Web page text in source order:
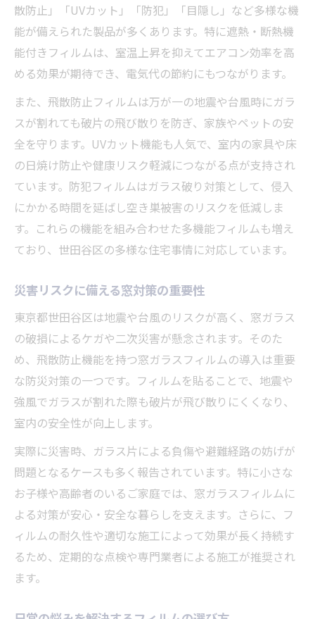
散防止」「UVカット」「防犯」「目隠し」など多様な機
能が備えられた製品が多くあります。特に遮熱・断熱機
能付きフィルムは、室温上昇を抑えてエアコン効率を高
める効果が期待でき、電気代の節約にもつながります。
また、飛散防止フィルムは万が一の地震や台風時にガラ
スが割れても破片の飛び散りを防ぎ、家族やペットの安
全を守ります。UVカット機能も人気で、室内の家具や床
の日焼け防止や健康リスク軽減につながる点が支持され
ています。防犯フィルムはガラス破り対策として、侵入
にかかる時間を延ばし空き巣被害のリスクを低減しま
す。これらの機能を組み合わせた多機能フィルムも増え
ており、世田谷区の多様な住宅事情に対応しています。
災害リスクに備える窓対策の重要性
東京都世田谷区は地震や台風のリスクが高く、窓ガラス
の破損によるケガや二次災害が懸念されます。そのた
め、飛散防止機能を持つ窓ガラスフィルムの導入は重要
な防災対策の一つです。フィルムを貼ることで、地震や
強風でガラスが割れた際も破片が飛び散りにくくなり、
室内の安全性が向上します。
実際に災害時、ガラス片による負傷や避難経路の妨げが
問題となるケースも多く報告されています。特に小さな
お子様や高齢者のいるご家庭では、窓ガラスフィルムに
よる対策が安心・安全な暮らしを支えます。さらに、フ
ィルムの耐久性や適切な施工によって効果が長く持続す
るため、定期的な点検や専門業者による施工が推奨され
ます。